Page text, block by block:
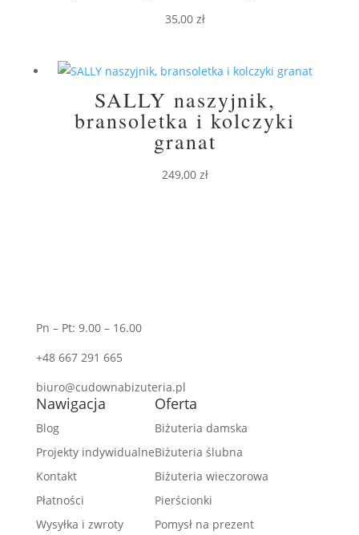
35,00 zł
SALLY naszyjnik,
bransoletka i kolczyki
granat
249,00 zł
Pn – Pt: 9.00 – 16.00
+48 667 291 665
biuro@cudownabizuteria.pl
Nawigacja
Blog
Projekty indywidualne
Kontakt
Płatności
Wysyłka i zwroty
Oferta
Biżuteria damska
Biżuteria ślubna
Biżuteria wieczorowa
Pierścionki
Pomysł na prezent